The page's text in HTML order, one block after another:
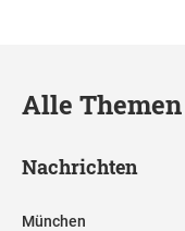
Alle
Nachrichten
München